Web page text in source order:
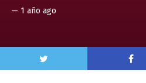
— 1 año ago